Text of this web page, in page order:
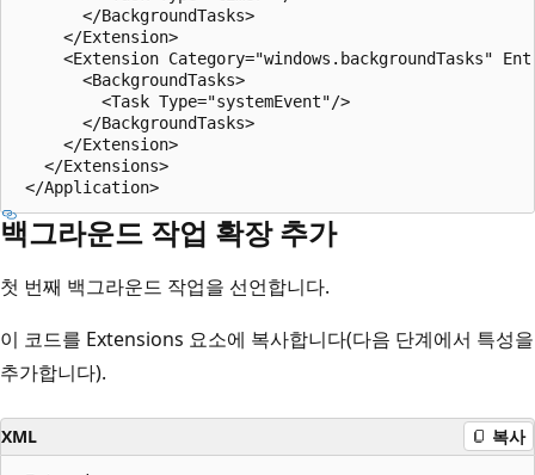
       </BackgroundTasks>
     </Extension>
<Extension Category="windows.backgroundTasks"
       <BackgroundTasks>
         <Task Type="systemEvent"/>
       </BackgroundTasks>
     </Extension>
   </Extensions>
백그라운드 작업 확장 추가
첫 번째 백그라운드 작업을 선언합니다.
이 코드를 Extensions 요소에 복사합니다(다음 단계에서 특성을
추가합니다).
XML 복사